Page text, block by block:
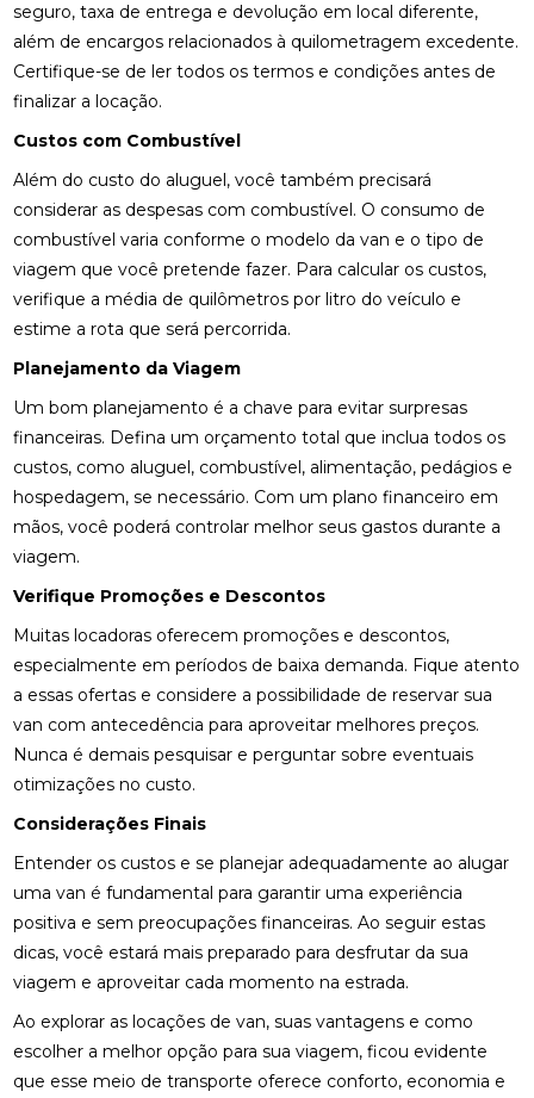
seguro, taxa de entrega e devolução em local diferente,
além de encargos relacionados à quilometragem excedente.
Certifique-se de ler todos os termos e condições antes de
finalizar a locação.
Custos com Combustível
Além do custo do aluguel, você também precisará
considerar as despesas com combustível. O consumo de
combustível varia conforme o modelo da van e o tipo de
viagem que você pretende fazer. Para calcular os custos,
verifique a média de quilômetros por litro do veículo e
estime a rota que será percorrida.
Planejamento da Viagem
Um bom planejamento é a chave para evitar surpresas
financeiras. Defina um orçamento total que inclua todos os
custos, como aluguel, combustível, alimentação, pedágios e
hospedagem, se necessário. Com um plano financeiro em
mãos, você poderá controlar melhor seus gastos durante a
viagem.
Verifique Promoções e Descontos
Muitas locadoras oferecem promoções e descontos,
especialmente em períodos de baixa demanda. Fique atento
a essas ofertas e considere a possibilidade de reservar sua
van com antecedência para aproveitar melhores preços.
Nunca é demais pesquisar e perguntar sobre eventuais
otimizações no custo.
Considerações Finais
Entender os custos e se planejar adequadamente ao alugar
uma van é fundamental para garantir uma experiência
positiva e sem preocupações financeiras. Ao seguir estas
dicas, você estará mais preparado para desfrutar da sua
viagem e aproveitar cada momento na estrada.
Ao explorar as locações de van, suas vantagens e como
escolher a melhor opção para sua viagem, ficou evidente
que esse meio de transporte oferece conforto, economia e